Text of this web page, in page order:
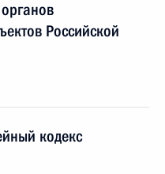
Российской
кодекс